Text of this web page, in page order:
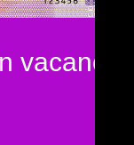
vacances